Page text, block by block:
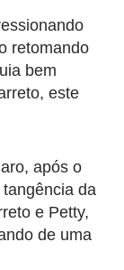
retomando
bem
este
após o
da
e Petty,
de uma